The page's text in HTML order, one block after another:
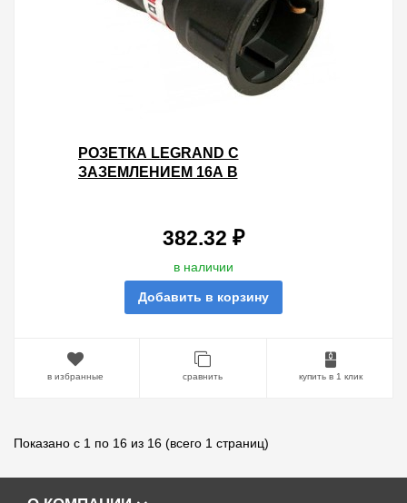
РОЗЕТКА LEGRAND С
ЗАЗЕМЛЕНИЕМ 16А В
382.32 ₽
в наличии
Добавить в корзину
в избранные сравнить купить в 1 клик
Показано с 1 по 16 из 16 (всего 1 страниц)